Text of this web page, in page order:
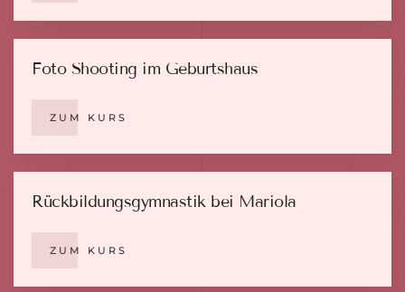
Foto Shooting im Geburtshaus
ZUM KURS
Rückbildungsgymnastik bei Mariola
ZUM KURS